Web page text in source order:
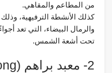
من المطاعم والمقاهي.
كذلك الأنشطة الترفيهية، وذلك
والرمال البيضاء، التي تعد
تحت أشعة الشمس.
2- معبد براهم (Wat Chalong):